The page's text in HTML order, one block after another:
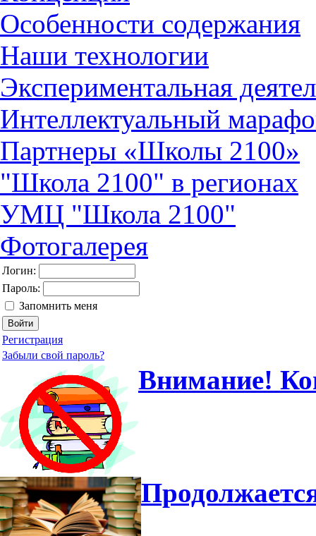
Особенности содержания
Наши технологии
Экспериментальная
Интеллектуальный
Партнеры «Школы 2100»
"Школа 2100" в регионах
УМЦ "Школа 2100"
Фотогалерея
Логин:
Пароль:
Запомнить меня
Регистрация
Забыли свой пароль?
Внимание!